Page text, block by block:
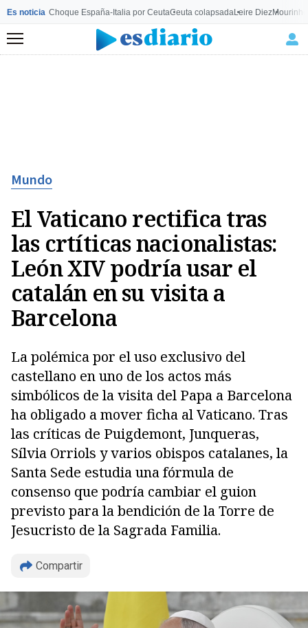
Es noticia Choque España-Italia por CeutaCeuta colapsadaLeire Diez
Menú
Mundo
El Vaticano rectifica tras
las crtíticas nacionalistas:
León XIV podría usar el
catalán en su visita a
Barcelona
La polémica por el uso exclusivo del
castellano en uno de los actos más
simbólicos de la visita del Papa a Barcelona
ha obligado a mover ficha al Vaticano. Tras
las críticas de Puigdemont, Junqueras,
Sílvia Orriols y varios obispos catalanes, la
Santa Sede estudia una fórmula de
consenso que podría cambiar el guion
previsto para la bendición de la Torre de
Jesucristo de la Sagrada Familia.
Compartir
Copiar